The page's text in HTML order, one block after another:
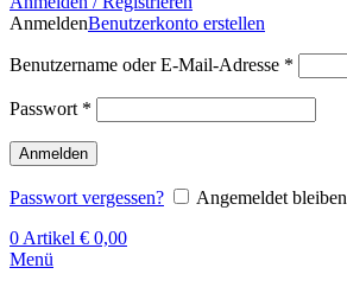
AnmeldenBenutzerkonto erstellen
Benutzername oder E-Mail-Adresse *
Passwort *
Anmelden
Passwort vergessen?
Angemeldet bleiben
0 Artikel € 0,00
Menü